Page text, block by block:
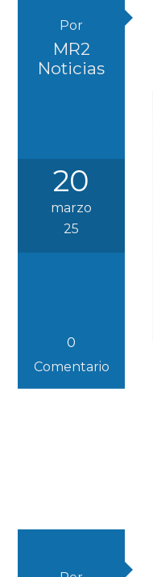
Por
MR2
Noticias
20
marzo
25
0
Comentario